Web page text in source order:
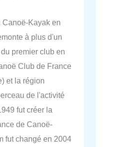
Canoë-Kayak en
à plus d'un
premier club en
Club de France
et la région
de l'activité
fut créer la
de Canoë-
fut changé en 2004